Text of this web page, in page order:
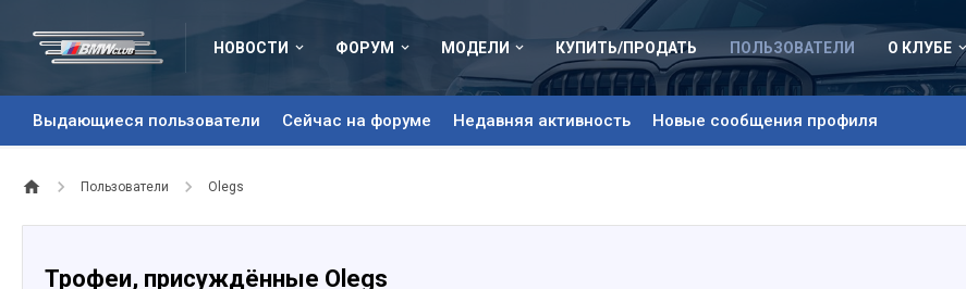
НОВОСТИ ФОРУМ МОДЕЛИ КУПИТЬ/ПРОДАТЬ ПОЛЬЗОВАТЕЛИ
Выдающиеся пользователи Сейчас на форуме Недавняя активность Новые сообщения профиля
О КЛУБЕ
Пользователи Olegs
Трофеи, присуждённые Olegs